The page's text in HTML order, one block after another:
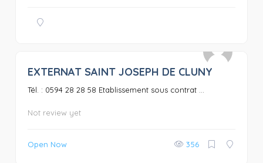
0
EXTERNAT SAINT JOSEPH DE CLUNY
Tél. : 0594 28 28 58 Etablissement sous contrat ...
Not review yet
Open Now 356